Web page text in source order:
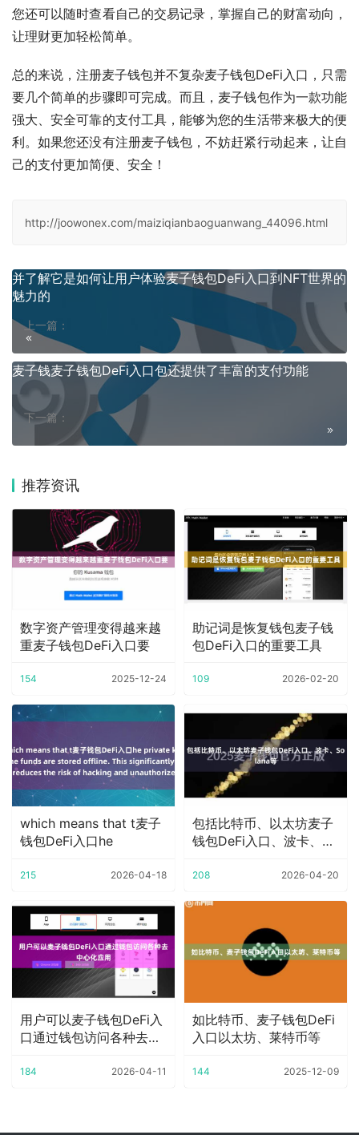
您还可以随时查看自己的交易记录，掌握自己的财富动向，
让理财更加轻松简单。
总的来说，注册麦子钱包并不复杂麦子钱包DeFi入口，只需
要几个简单的步骤即可完成。而且，麦子钱包作为一款功能
强大、安全可靠的支付工具，能够为您的生活带来极大的便
利。如果您还没有注册麦子钱包，不妨赶紧行动起来，让自
己的支付更加简便、安全！
http://joowonex.com/maiziqianbaoguanwang_44096.html
上一篇：
并了解它是如何让用户体验麦子钱包DeFi入口到NFT世界的
魅力的
下一篇：
麦子钱麦子钱包DeFi入口包还提供了丰富的支付功能
推荐资讯
数字资产管理变得越来越
重麦子钱包DeFi入口要
154 2025-12-24
助记词是恢复钱包麦子钱
包DeFi入口的重要工具
109 2026-02-20
which means that t麦子
钱包DeFi入口he
215 2026-04-18
包括比特币、以太坊麦子
钱包DeFi入口、波卡、
208 2026-04-20
用户可以麦子钱包DeFi入
口通过钱包访问各种去中
184 2026-04-11
如比特币、麦子钱包DeFi
入口以太坊、莱特币等
144 2025-12-09